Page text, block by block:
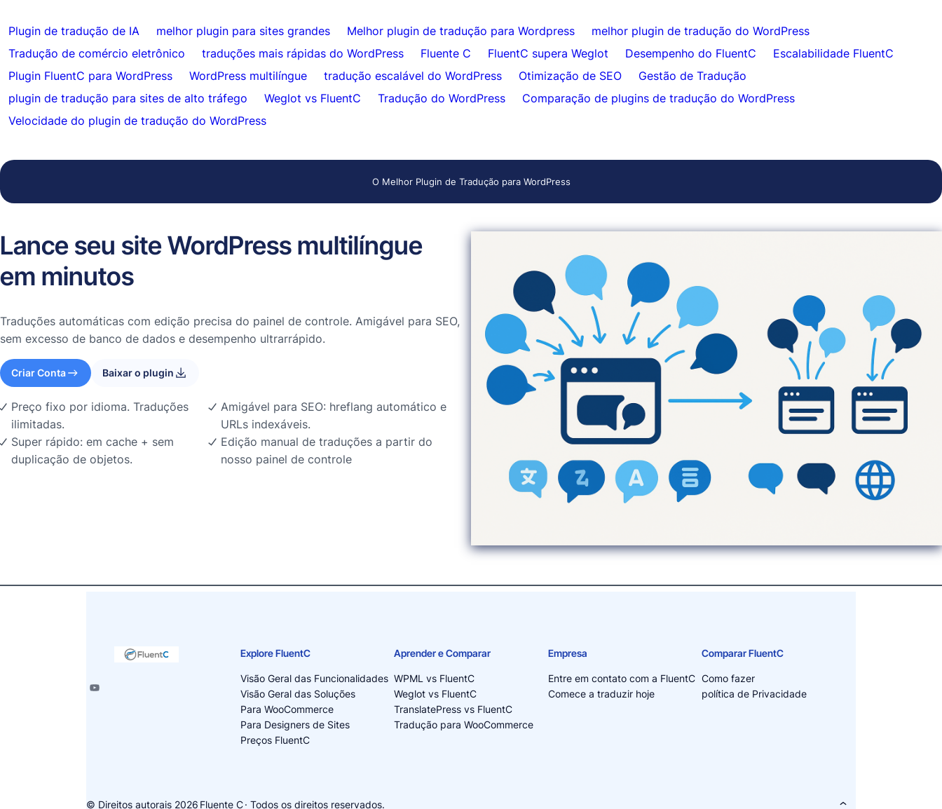
Plugin de tradução de IA melhor plugin para sites grandes Melhor plugin de tradução para Wordpress
melhor plugin de tradução do WordPress
Tradução de comércio eletrônico
traduções mais rápidas do WordPress Fluente C FluentC supera Weglot Desempenho do FluentC
Escalabilidade FluentC
Plugin FluentC para WordPress
WordPress multilíngue tradução escalável do WordPress Otimização de SEO
Gestão de Tradução
plugin de tradução para sites de alto tráfego
Weglot vs FluentC Tradução do WordPress
Comparação de plugins de tradução do WordPress
Velocidade do plugin de tradução do WordPress
O Melhor Plugin de Tradução para WordPress
Lance seu site WordPress multilíngue
em minutos
Traduções automáticas com edição precisa do painel de controle. Amigável para SEO,
sem excesso de banco de dados e desempenho ultrarrápido.
Criar Conta Baixar o plugin
Preço fixo por idioma. Traduções
ilimitadas.
Super rápido: em cache + sem
duplicação de objetos.
Amigável para SEO: hreflang automático e
URLs indexáveis.
Edição manual de traduções a partir do
nosso painel de controle
Explore FluentC
Visão Geral das Funcionalidades
Visão Geral das Soluções
Para WooCommerce
Para Designers de Sites
Preços FluentC
Aprender e Comparar
WPML vs FluentC
Weglot vs FluentC
TranslatePress vs FluentC
Tradução para WooCommerce
Empresa
Entre em contato com a FluentC
Comece a traduzir hoje
Comparar FluentC
Como fazer
política de Privacidade
© Direitos autorais 2026 Fluente C· Todos os direitos reservados.